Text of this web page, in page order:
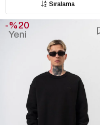
Sıralama
%20
Yeni